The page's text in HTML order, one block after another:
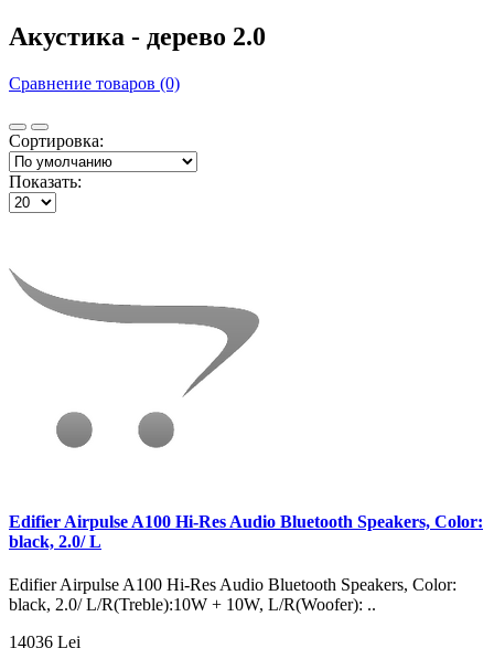
Акустика - дерево 2.0
Сравнение товаров (0)
Сортировка:
Показать:
Edifier Airpulse A100 Hi-Res Audio Bluetooth Speakers, Color:
black, 2.0/ L
Edifier Airpulse A100 Hi-Res Audio Bluetooth Speakers, Color:
black, 2.0/ L/R(Treble):10W + 10W, L/R(Woofer): ..
14036 Lei